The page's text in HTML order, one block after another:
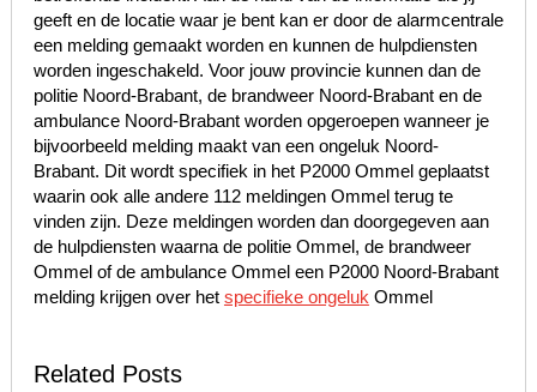
geeft en de locatie waar je bent kan er door de alarmcentrale
een melding gemaakt worden en kunnen de hulpdiensten
worden ingeschakeld. Voor jouw provincie kunnen dan de
politie Noord-Brabant, de brandweer Noord-Brabant en de
ambulance Noord-Brabant worden opgeroepen wanneer je
bijvoorbeeld melding maakt van een ongeluk Noord-
Brabant. Dit wordt specifiek in het P2000 Ommel geplaatst
waarin ook alle andere 112 meldingen Ommel terug te
vinden zijn. Deze meldingen worden dan doorgegeven aan
de hulpdiensten waarna de politie Ommel, de brandweer
Ommel of de ambulance Ommel een P2000 Noord-Brabant
melding krijgen over het specifieke ongeluk Ommel
Related Posts